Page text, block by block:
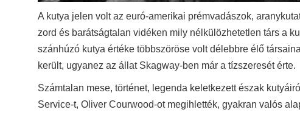
A kutya jelen volt az euró-amerikai prémvadászok,
zord és barátságtalan vidéken mily nélkülözhetetlen társ a
szánhúzó kutya értéke többszöröse volt délebbre élő
került, ugyanez az állat Skagway-ben már a tízszeresét érte.
Számtalan mese, történet, legenda keletkezett észak
Service-t, Oliver Courwood-ot megihlették, gyakran valós